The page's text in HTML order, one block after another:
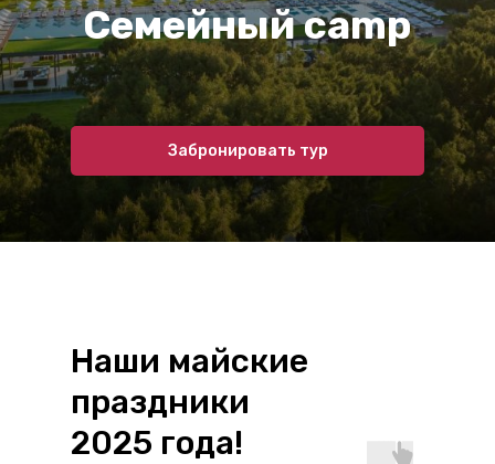
Забронировать тур
Семейный camp
Наши майские
праздники
2025 года!